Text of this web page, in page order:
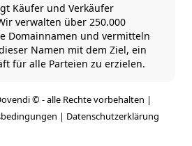
Käufer und Verkäufer
verwalten über 250.000
Domainnamen und vermitteln
Namen mit dem Ziel, ein
für alle Parteien zu erzielen.
© - alle Rechte vorbehalten |
| Datenschutzerklärung